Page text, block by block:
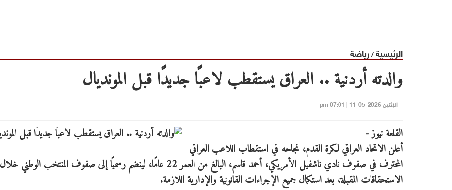
الرئيسية/ رياضة
والدته أردنية .. العراق يستقطب لاعبًا جديدًا قبل المونديال
الإثنين 2026-05-11 | 07:01 pm
القلعة نيوز -
أعلن الاتحاد العراقي لكرة القدم، نجاحه في استقطاب اللاعب العراقي
المحترف في صفوف نادي ناشفيل الأمريكي، أحمد قاسم، البالغ من العمر 22 عامًا، لينضم رسميًا إلى صفوف المنتخب الوطني خلال
الاستحقاقات المقبلة، بعد استكمال جميع الإجراءات القانونية والإدارية اللازمة.